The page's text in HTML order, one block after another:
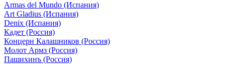
Armas del Mundo (Испания)
Art Gladius (Испания)
Denix (Испания)
Кадет (Россия)
Концерн Калашников (Россия)
Молот Армз (Россия)
Пашихинъ (Россия)